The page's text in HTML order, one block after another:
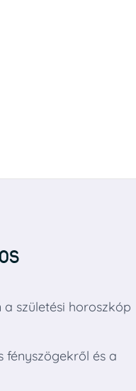
születési horoszkóp
fényszögekről és a